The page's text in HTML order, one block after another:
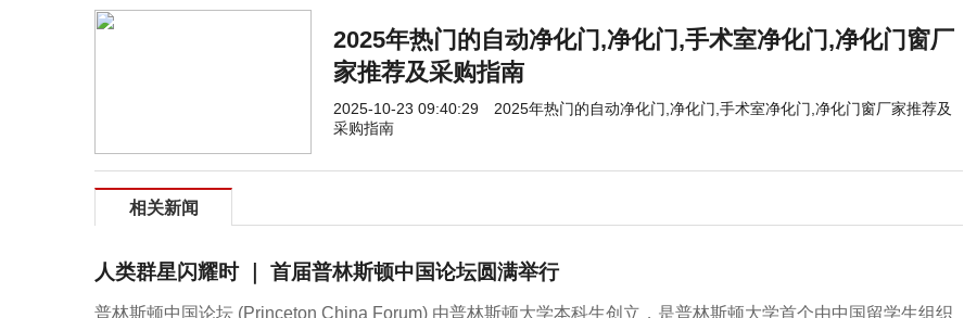
2025年热门的自动净化门,净化门,手术室净化门,净化门窗厂
家推荐及采购指南
2025-10-23 09:40:29
2025年热门的自动净化门,净化门,手术室净化门,净化门窗厂家推荐及
采购指南
相关新闻
人类群星闪耀时 ｜ 首届普林斯顿中国论坛圆满举行
普林斯顿中国论坛 (Princeton China Forum) 由普林斯顿大学本科生创立，是普林斯顿大学首个由中国留学生组织